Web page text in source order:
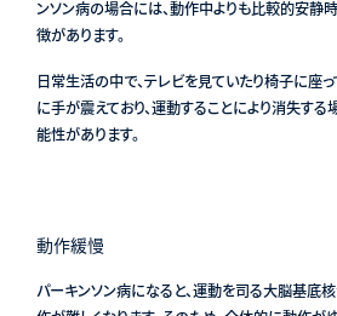
ンソン病の場合には、動作中よりも比較的安静
徴があります。
日常生活の中で、テレビを見ていたり椅子に座
に手が震えており、運動することにより消失す
能性があります。
動作緩慢
パーキンソン病になると、運動を司る大脳基底